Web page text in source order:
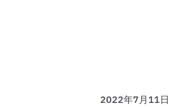
2022年7月11日